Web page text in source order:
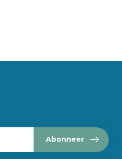
Abonneer